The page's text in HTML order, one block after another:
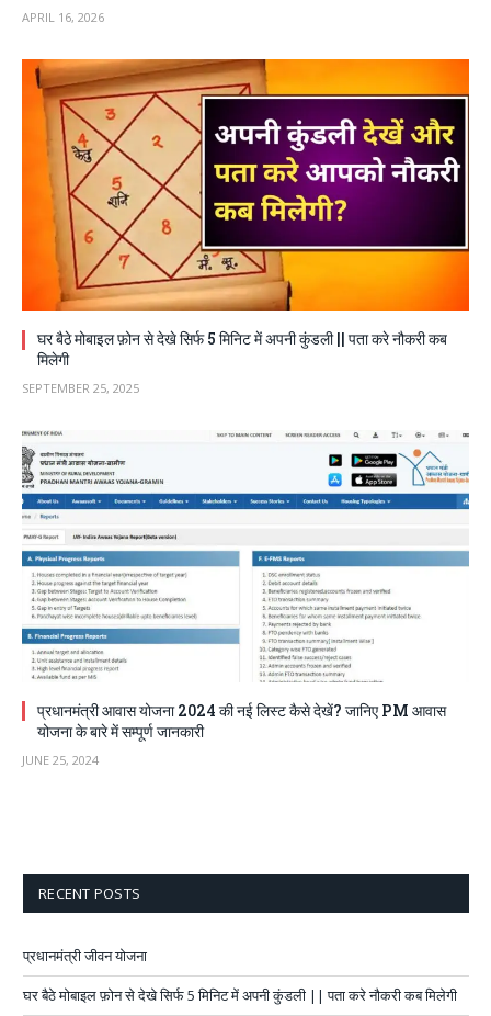
APRIL 16, 2026
घर बैठे मोबाइल फ़ोन से देखे सिर्फ 5 मिनिट में अपनी कुंडली || पता करे नौकरी कब
मिलेगी
SEPTEMBER 25, 2025
प्रधानमंत्री आवास योजना 2024 की नई लिस्ट कैसे देखें? जानिए PM आवास
योजना के बारे में सम्पूर्ण जानकारी
JUNE 25, 2024
RECENT POSTS
प्रधानमंत्री जीवन योजना
घर बैठे मोबाइल फ़ोन से देखे सिर्फ 5 मिनिट में अपनी कुंडली || पता करे नौकरी कब मिलेगी